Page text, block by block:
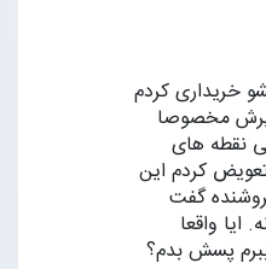
خریداری کردم
مخصوصا
نقطه های
کردم این
گفت
ایا واقعا
پسش بدم؟